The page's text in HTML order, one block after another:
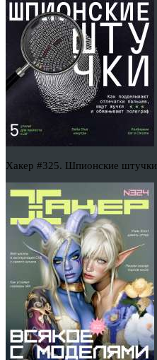
Хакер #325. Шпионские штучки